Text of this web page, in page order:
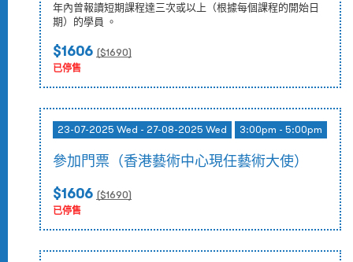
年內曾報讀短期課程達三次或以上（根據每個課程的開始日
期）的學員 。
$1606 ($1690)
已停售
23-07-2025 Wed - 27-08-2025 Wed 3:00pm - 5:00pm
參加門票（香港藝術中心現任藝術大使）
$1606 ($1690)
已停售